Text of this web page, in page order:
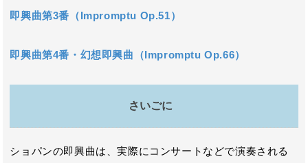
即興曲第3番（Impromptu Op.51）
即興曲第4番・幻想即興曲（Impromptu Op.66）
さいごに
ショパンの即興曲は、実際にコンサートなどで演奏される